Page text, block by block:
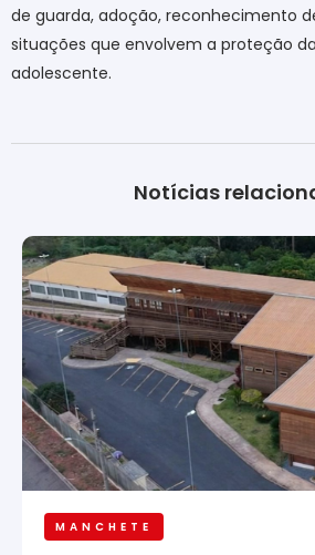
de guarda, adoção, reconhecimento
situações que envolvem a proteção
adolescente.
Notícias
MANCHETE